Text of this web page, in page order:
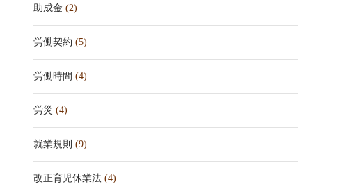
助成金 (2)
労働契約 (5)
労働時間 (4)
労災 (4)
就業規則 (9)
改正育児休業法 (4)